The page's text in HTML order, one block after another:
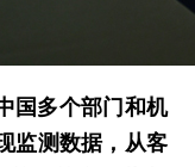
国多个部门和机
监测数据，从客